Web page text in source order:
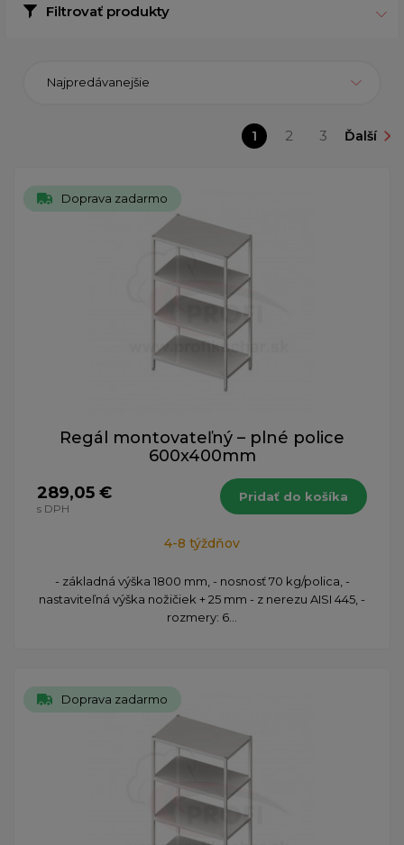
Filtrovať produkty
Najpredávanejšie
1 2 3 Ďalší
Doprava zadarmo
Regál montovateľný – plné police
600x400mm
289,05 €
s DPH
Pridať do košíka
4-8 týždňov
- základná výška 1800 mm, - nosnosť 70 kg/polica, -
nastaviteľná výška nožičiek + 25 mm - z nerezu AISI 445, -
rozmery: 6...
Doprava zadarmo